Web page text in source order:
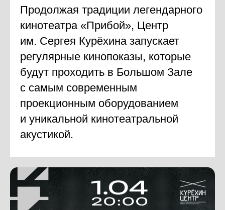
Продолжая традиции легендарного
кинотеатра «Прибой», Центр
им. Сергея Курёхина запускает
регулярные кинопоказы, которые
будут проходить в Большом Зале
с самым современным
проекционным оборудованием
и уникальной кинотеатральной
акустикой.